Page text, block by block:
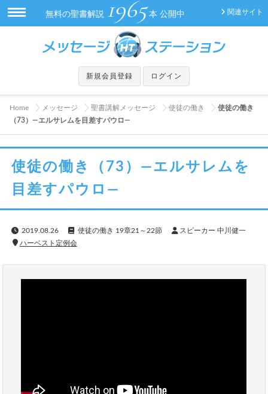
関連サイト
無料の聖書解説 1965 本 公開中
新規会員登録 ログイン
Home メッセージ 聖書講解メッセージ 使徒の働き
使徒の働き
（73）―エルサレムを目差すパウロ―
使徒の働き（73）―エルサレムを
目差すパウロ―
2019.08.26 使徒の働き 19章21～22節
スピーカー 中川健一
ハーベスト定例会